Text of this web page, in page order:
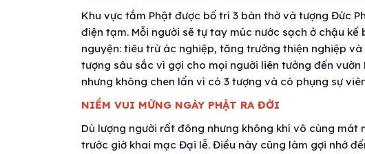
Khu vực tắm Phật được bố trí 3 bàn thờ và tượng Đức
điện tạm. Mỗi người sẽ tự tay múc nước sạch ở chậu
nguyện: tiêu trừ ác nghiệp, tăng trưởng thiện nghiệp
tượng sâu sắc vì gợi cho mọi người liên tưởng đến
nhưng không chen lấn vì có 3 tượng và có phụng sự
NIỀM VUI MỪNG NGÀY PHẬT RA ĐỜI
Dù lượng người rất đông nhưng không khí vô cùng
trước giờ khai mạc Đại lễ. Điều này cũng làm gợi nhớ